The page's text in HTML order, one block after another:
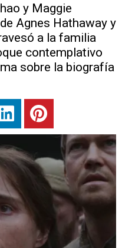
y Maggie
Agnes Hathaway y
a la familia
contemplativo
sobre la biografía